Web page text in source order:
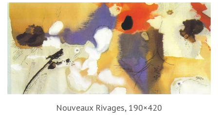
Nouveaux Rivages, 190×420